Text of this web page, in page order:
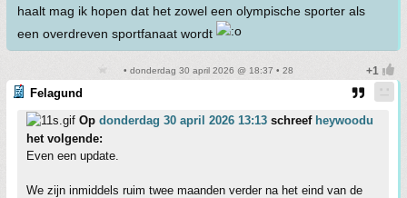
haalt mag ik hopen dat het zowel een olympische sporter als
een overdreven sportfanaat wordt
• donderdag 30 april 2026 @ 18:37 • 28
Felagund
Op donderdag 30 april 2026 13:13 schreef heywoodu
het volgende:
Even een update.
We zijn inmiddels ruim twee maanden verder na het eind van de